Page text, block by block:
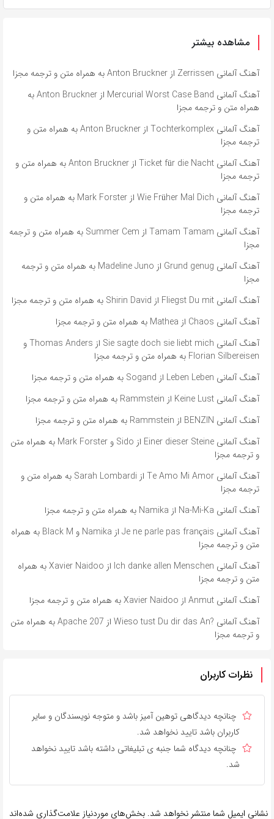
مشاهده بیشتر
آهنگ آلمانی Zerrissen از Anton Bruckner به همراه متن و ترجمه مجزا
آهنگ آلمانی Mercurial Worst Case Band از Anton Bruckner به
همراه متن و ترجمه مجزا
آهنگ آلمانی Tochterkomplex از Anton Bruckner به همراه متن و
ترجمه مجزا
آهنگ آلمانی Ticket für die Nacht از Anton Bruckner به همراه متن و
ترجمه مجزا
آهنگ آلمانی Wie Früher Mal Dich از Mark Forster به همراه متن و
ترجمه مجزا
آهنگ آلمانی ​​Tamam Tamam از Summer Cem به همراه متن و ترجمه
مجزا
آهنگ آلمانی ​​Grund genug از Madeline Juno به همراه متن و ترجمه
مجزا
آهنگ آلمانی Fliegst Du mit از Shirin David به همراه متن و ترجمه مجزا
آهنگ آلمانی Chaos از Mathea به همراه متن و ترجمه مجزا
آهنگ آلمانی ​​Sie sagte doch sie liebt mich از Thomas Anders و
Florian Silbereisen به همراه متن و ترجمه مجزا
آهنگ آلمانی Leben Leben از Sogand به همراه متن و ترجمه مجزا
آهنگ آلمانی Keine Lust از Rammstein به همراه متن و ترجمه مجزا
آهنگ آلمانی BENZIN از Rammstein به همراه متن و ترجمه مجزا
آهنگ آلمانی ​​Einer dieser Steine از Sido و Mark Forster به همراه متن
و ترجمه مجزا
آهنگ آلمانی ​​Te Amo Mi Amor از Sarah Lombardi به همراه متن و
ترجمه مجزا
آهنگ آلمانی ​​Na-Mi-Ka از Namika به همراه متن و ترجمه مجزا
آهنگ آلمانی ​​Je ne parle pas français از Namika و Black M به همراه
متن و ترجمه مجزا
آهنگ آلمانی ​​Ich danke allen Menschen از Xavier Naidoo به همراه
متن و ترجمه مجزا
آهنگ آلمانی ​​Anmut از Xavier Naidoo به همراه متن و ترجمه مجزا
آهنگ آلمانی ​​?Wieso tust Du dir das An از Apache 207 به همراه متن
و ترجمه مجزا
نظرات کاربران
چنانچه دیدگاهی توهین آمیز باشد و متوجه نویسندگان و سایر
کاربران باشد تایید نخواهد شد.
چنانچه دیدگاه شما جنبه ی تبلیغاتی داشته باشد تایید نخواهد
شد.
نشانی ایمیل شما منتشر نخواهد شد. بخش‌های موردنیاز علامت‌گذاری شده‌اند